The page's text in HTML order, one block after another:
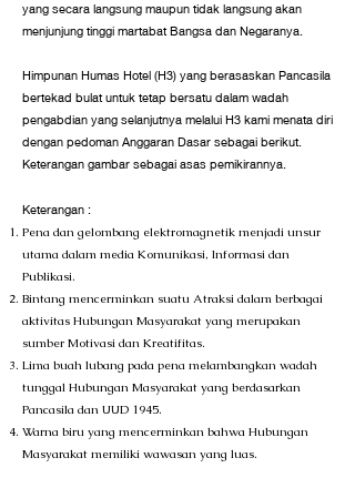
yang secara langsung maupun tidak langsung akan
menjunjung tinggi martabat Bangsa dan Negaranya.
Himpunan Humas Hotel (H3) yang berasaskan Pancasila
bertekad bulat untuk tetap bersatu dalam wadah
pengabdian yang selanjutnya melalui H3 kami menata diri
dengan pedoman Anggaran Dasar sebagai berikut.​
Keterangan gambar sebagai asas pemikirannya.
Keterangan :
Pena dan gelombang elektromagnetik menjadi unsur
utama dalam media Komunikasi, Informasi dan
Publikasi.
Bintang mencerminkan suatu Atraksi dalam berbagai
aktivitas Hubungan Masyarakat yang merupakan
sumber Motivasi dan Kreatifitas.
Lima buah lubang pada pena melambangkan wadah
tunggal Hubungan Masyarakat yang berdasarkan
Pancasila dan UUD 1945.
Warna biru yang mencerminkan bahwa Hubungan
Masyarakat memiliki wawasan yang luas.